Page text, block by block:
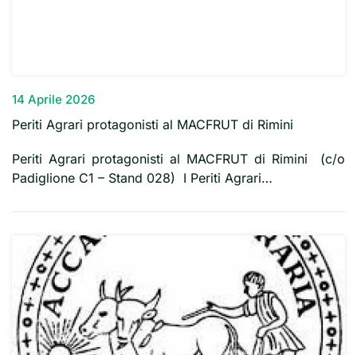
14 Aprile 2026
Periti Agrari protagonisti al MACFRUT di Rimini
Periti Agrari protagonisti al MACFRUT di Rimini (c/o
Padiglione C1 – Stand 028) I Periti Agrari…